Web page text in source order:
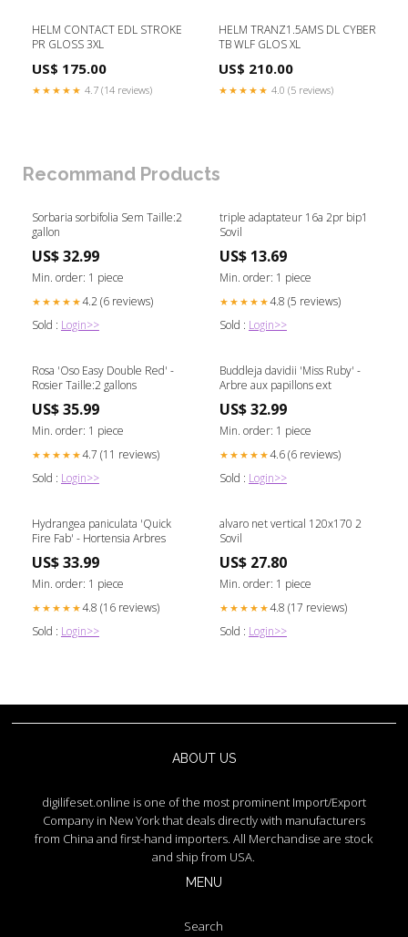
HELM CONTACT EDL STROKE
PR GLOSS 3XL
US$ 175.00
★★★★★ 4.7 (14 reviews)
HELM TRANZ1.5AMS DL CYBER
TB WLF GLOS XL
US$ 210.00
★★★★★ 4.0 (5 reviews)
Recommand Products
Sorbaria sorbifolia Sem Taille:2
gallon
US$ 32.99
Min. order: 1 piece
★★★★★4.2 (6 reviews)
Sold : Login>>
triple adaptateur 16a 2pr bip1
Sovil
US$ 13.69
Min. order: 1 piece
★★★★★4.8 (5 reviews)
Sold : Login>>
Rosa 'Oso Easy Double Red' -
Rosier Taille:2 gallons
US$ 35.99
Min. order: 1 piece
★★★★★4.7 (11 reviews)
Sold : Login>>
Buddleja davidii 'Miss Ruby' -
Arbre aux papillons ext
US$ 32.99
Min. order: 1 piece
★★★★★4.6 (6 reviews)
Sold : Login>>
Hydrangea paniculata 'Quick
Fire Fab' - Hortensia Arbres
US$ 33.99
Min. order: 1 piece
★★★★★4.8 (16 reviews)
Sold : Login>>
alvaro net vertical 120x170 2
Sovil
US$ 27.80
Min. order: 1 piece
★★★★★4.8 (17 reviews)
Sold : Login>>
ABOUT US
digilifeset.online is one of the most prominent Import/Export
Company in New York that deals directly with manufacturers
from China and first-hand importers. All Merchandise are stock
and ship from USA.
MENU
Search